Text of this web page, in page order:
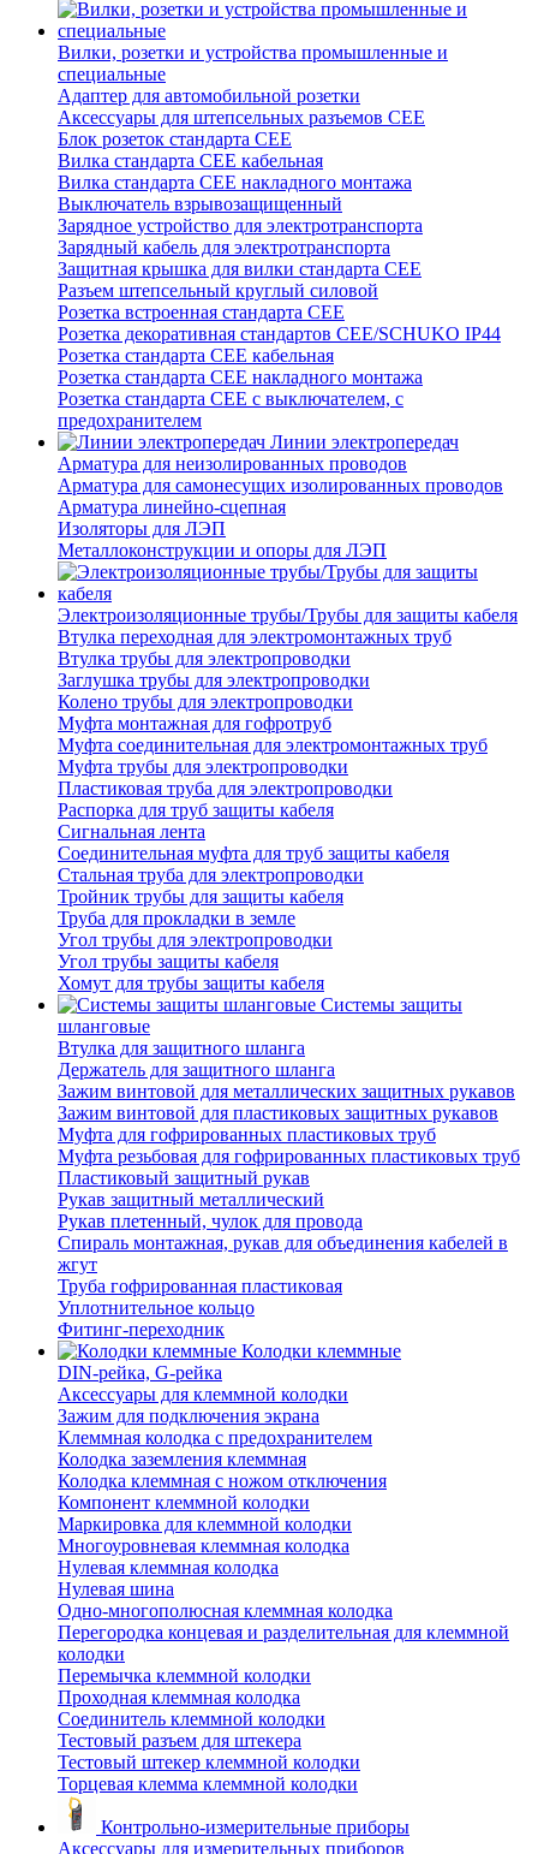
Вилки, розетки и устройства промышленные и
специальные
Адаптер для автомобильной розетки
Аксессуары для штепсельных разъемов CEE
Блок розеток стандарта CEE
Вилка стандарта CEE кабельная
Вилка стандарта CEE накладного монтажа
Выключатель взрывозащищенный
Зарядное устройство для электротранспорта
Зарядный кабель для электротранспорта
Защитная крышка для вилки стандарта CEE
Разъем штепсельный круглый силовой
Розетка встроенная стандарта CEE
Розетка декоративная стандартов CEE/SCHUKO IP44
Розетка стандарта СЕЕ кабельная
Розетка стандарта СЕЕ накладного монтажа
Розетка стандарта СЕЕ с выключателем, с
предохранителем
Линии электропередач
Арматура для неизолированных проводов
Арматура для самонесущих изолированных проводов
Арматура линейно-сцепная
Изоляторы для ЛЭП
Металлоконструкции и опоры для ЛЭП
Электроизоляционные трубы/Трубы для защиты кабеля
Втулка переходная для электромонтажных труб
Втулка трубы для электропроводки
Заглушка трубы для электропроводки
Колено трубы для электропроводки
Муфта монтажная для гофротруб
Муфта соединительная для электромонтажных труб
Муфта трубы для электропроводки
Пластиковая труба для электропроводки
Распорка для труб защиты кабеля
Сигнальная лента
Соединительная муфта для труб защиты кабеля
Стальная труба для электропроводки
Тройник трубы для защиты кабеля
Труба для прокладки в земле
Угол трубы для электропроводки
Угол трубы защиты кабеля
Хомут для трубы защиты кабеля
Системы защиты
шланговые
Втулка для защитного шланга
Держатель для защитного шланга
Зажим винтовой для металлических защитных рукавов
Зажим винтовой для пластиковых защитных рукавов
Муфта для гофрированных пластиковых труб
Муфта резьбовая для гофрированных пластиковых труб
Пластиковый защитный рукав
Рукав защитный металлический
Рукав плетенный, чулок для провода
Спираль монтажная, рукав для объединения кабелей в
жгут
Труба гофрированная пластиковая
Уплотнительное кольцо
Фитинг-переходник
Колодки клеммные
DIN-рейка, G-рейка
Аксессуары для клеммной колодки
Зажим для подключения экрана
Клеммная колодка с предохранителем
Колодка заземления клеммная
Колодка клеммная с ножом отключения
Компонент клеммной колодки
Маркировка для клеммной колодки
Многоуровневая клеммная колодка
Нулевая клеммная колодка
Нулевая шина
Одно-многополюсная клеммная колодка
Перегородка концевая и разделительная для клеммной
колодки
Перемычка клеммной колодки
Проходная клеммная колодка
Соединитель клеммной колодки
Тестовый разъем для штекера
Тестовый штекер клеммной колодки
Торцевая клемма клеммной колодки
Контрольно-измерительные приборы
Аксессуары для измерительных приборов